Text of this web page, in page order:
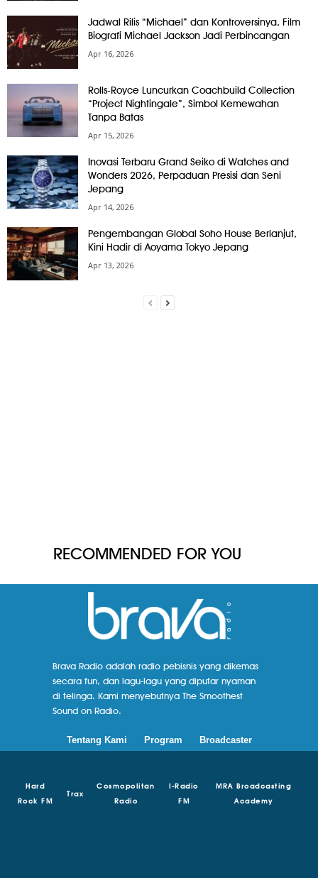
Jadwal Rilis “Michael” dan Kontroversinya, Film
Biografi Michael Jackson Jadi Perbincangan
Apr 16, 2026
Rolls-Royce Luncurkan Coachbuild Collection
“Project Nightingale”, Simbol Kemewahan
Tanpa Batas
Apr 15, 2026
Inovasi Terbaru Grand Seiko di Watches and
Wonders 2026, Perpaduan Presisi dan Seni
Jepang
Apr 14, 2026
Pengembangan Global Soho House Berlanjut,
Kini Hadir di Aoyama Tokyo Jepang
Apr 13, 2026
RECOMMENDED FOR YOU
Brava Radio adalah radio pebisnis yang dikemas
secara fun, dan lagu-lagu yang diputar nyaman
di telinga. Kami menyebutnya The Smoothest
Sound on Radio.
Tentang Kami Program Broadcaster
Hard
Rock FM
Trax
Cosmopolitan
Radio
I-Radio
FM
MRA Broadcasting
Academy